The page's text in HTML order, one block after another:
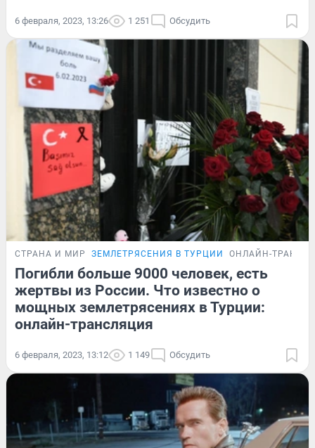
6 февраля, 2023, 13:26 1 251 Обсудить
СТРАНА И МИР ЗЕМЛЕТРЯСЕНИЯ В ТУРЦИИ ОНЛАЙН-
Погибли больше 9000 человек, есть
жертвы из России. Что известно о
мощных землетрясениях в Турции:
онлайн-трансляция
6 февраля, 2023, 13:12 1 149 Обсудить